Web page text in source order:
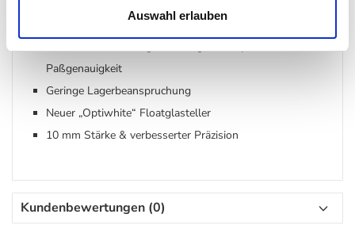
Auswahl erlauben
Stabiler Stand durch robuste Gerätefüße
Paßgenauigkeit
Geringe Lagerbeanspruchung
Neuer „Optiwhite“ Floatglasteller
10 mm Stärke & verbesserter Präzision
Kundenbewertungen (0)